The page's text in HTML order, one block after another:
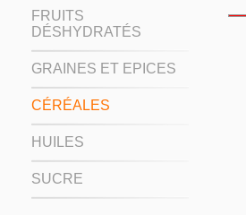
FRUITS
DÉSHYDRATÉS
GRAINES ET EPICES
CÉRÉALES
HUILES
SUCRE